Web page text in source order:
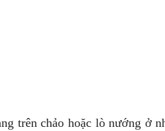
trên chảo hoặc lò nướng ở